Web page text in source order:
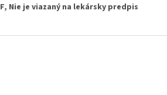
F, Nie je viazaný na lekársky predpis